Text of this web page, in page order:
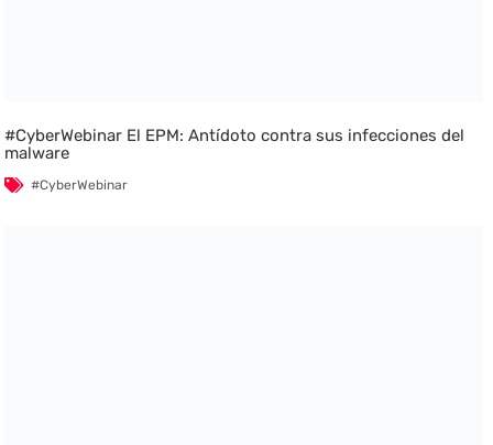
#CyberWebinar El EPM: Antídoto contra sus infecciones del
malware
#CyberWebinar